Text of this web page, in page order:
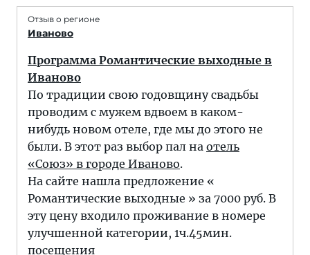
Отзыв о регионе
Иваново
Программа Романтические выходные в
Иваново
По традиции свою годовщину свадьбы
проводим с мужем вдвоем в каком-
нибудь новом отеле, где мы до этого не
были. В этот раз выбор пал на отель
«Союз» в городе Иваново.
На сайте нашла предложение «
Романтические выходные » за 7000 руб. В
эту цену входило проживание в номере
улучшенной категории, 1ч.45мин.
посещения